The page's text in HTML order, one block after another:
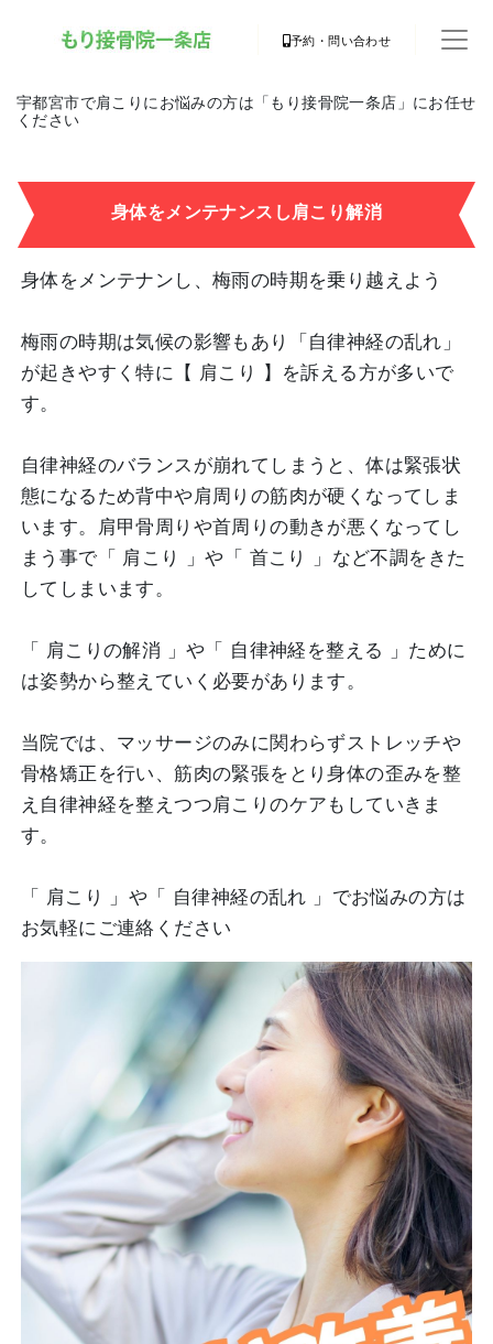
予約・問い合わせ
宇都宮市で肩こりにお悩みの方は「もり接骨院一条店」にお任せ
ください
身体をメンテナンスし肩こり解消
身体をメンテナンし、梅雨の時期を乗り越えよう
梅雨の時期は気候の影響もあり「自律神経の乱れ」
が起きやすく特に【 肩こり 】を訴える方が多いで
す。
自律神経のバランスが崩れてしまうと、体は緊張状
態になるため背中や肩周りの筋肉が硬くなってしま
います。肩甲骨周りや首周りの動きが悪くなってし
まう事で「 肩こり 」や「 首こり 」など不調をきた
してしまいます。
「 肩こりの解消 」や「 自律神経を整える 」ために
は姿勢から整えていく必要があります。
当院では、マッサージのみに関わらずストレッチや
骨格矯正を行い、筋肉の緊張をとり身体の歪みを整
え自律神経を整えつつ肩こりのケアもしていきま
す。
「 肩こり 」や「 自律神経の乱れ 」でお悩みの方は
お気軽にご連絡ください